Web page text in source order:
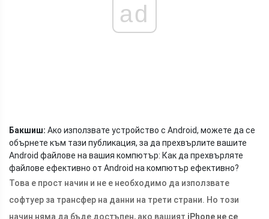
ad
Бакшиш: Ако използвате устройство с Android, можете да се
обърнете към тази публикация, за да прехвърлите вашите
Android файлове на вашия компютър: Как да прехвърляте
файлове ефективно от Android на компютър ефективно?
Това е прост начин и не е необходимо да използвате
софтуер за трансфер на данни на трети страни. Но този
начин няма да бъде достъпен, ако вашият iPhone не се